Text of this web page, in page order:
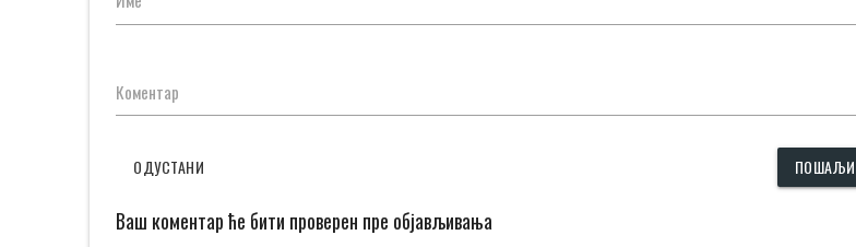
Коментар
ПОШАЉИ
ОДУСТАНИ
Ваш коментар ће бити проверен пре објављивања